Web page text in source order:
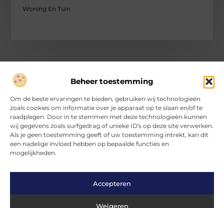
Beheer toestemming
Om de beste ervaringen te bieden, gebruiken wij technologieën
zoals cookies om informatie over je apparaat op te slaan en/of te
raadplegen. Door in te stemmen met deze technologieën kunnen
wij gegevens zoals surfgedrag of unieke ID's op deze site verwerken.
Als je geen toestemming geeft of uw toestemming intrekt, kan dit
een nadelige invloed hebben op bepaalde functies en
mogelijkheden.
Accepteren
Weigeren
Woning En Tuin
Over Hartvanfrankrijk
Jouw gids voor inspirerende verhalen en inzichten.
Verken een divers aanbod aan blogs en artikelen, van handige
tips tot fascinerende ontdekkingen, allemaal op
HartvanFrankrijk.nl.
Bericht categorie
Main Links